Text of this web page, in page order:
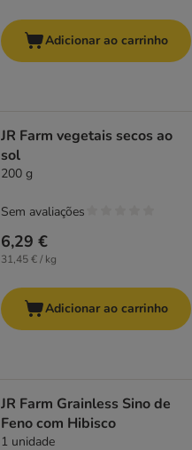
Adicionar ao carrinho
JR Farm vegetais secos ao
sol
200 g
6,29 €
31,45 € / kg
Sem avaliações
Adicionar ao carrinho
JR Farm Grainless Sino de
Feno com Hibisco
1 unidade